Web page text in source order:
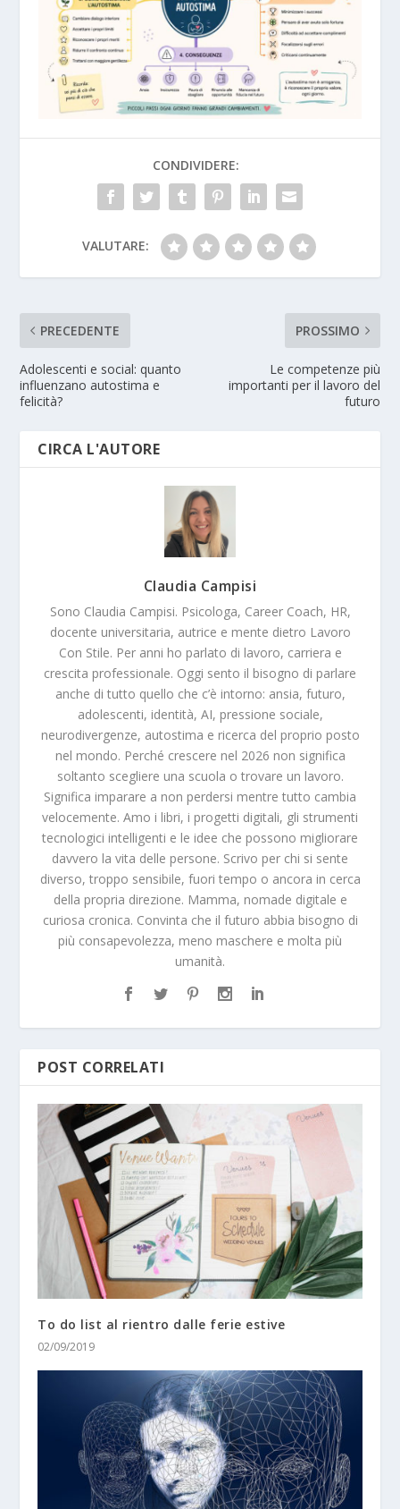
CONDIVIDERE:
VALUTARE:
PRECEDENTE
Adolescenti e social: quanto
influenzano autostima e
felicità?
PROSSIMO
Le competenze più
importanti per il lavoro del
futuro
CIRCA L'AUTORE
Claudia Campisi
Sono Claudia Campisi. Psicologa, Career Coach, HR,
docente universitaria, autrice e mente dietro Lavoro
Con Stile. Per anni ho parlato di lavoro, carriera e
crescita professionale. Oggi sento il bisogno di parlare
anche di tutto quello che c’è intorno: ansia, futuro,
adolescenti, identità, AI, pressione sociale,
neurodivergenze, autostima e ricerca del proprio posto
nel mondo. Perché crescere nel 2026 non significa
soltanto scegliere una scuola o trovare un lavoro.
Significa imparare a non perdersi mentre tutto cambia
velocemente. Amo i libri, i progetti digitali, gli strumenti
tecnologici intelligenti e le idee che possono migliorare
davvero la vita delle persone. Scrivo per chi si sente
diverso, troppo sensibile, fuori tempo o ancora in cerca
della propria direzione. Mamma, nomade digitale e
curiosa cronica. Convinta che il futuro abbia bisogno di
più consapevolezza, meno maschere e molta più
umanità.
POST CORRELATI
To do list al rientro dalle ferie estive
02/09/2019